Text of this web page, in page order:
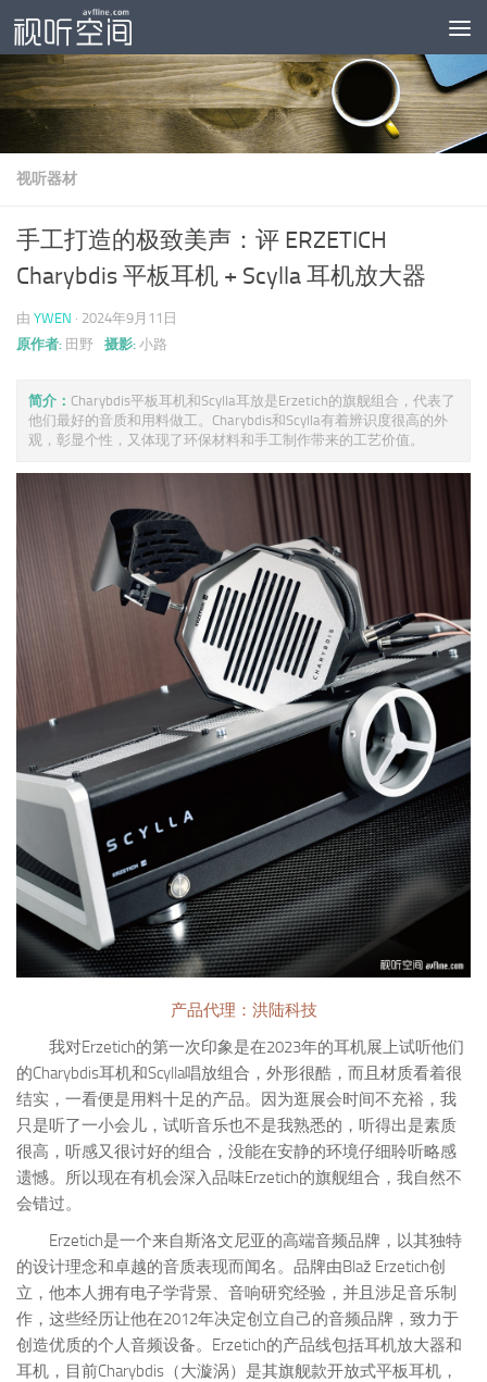
跳至内容
视听器材
手工打造的极致美声：评 ERZETICH
Charybdis 平板耳机 + Scylla 耳机放大器
由 YWEN · 2024年9月11日
原作者: 田野 摄影: 小路
简介： Charybdis平板耳机和Scylla耳放是Erzetich的旗舰组合，代表了
他们最好的音质和用料做工。Charybdis和Scylla有着辨识度很高的外
观，彰显个性，又体现了环保材料和手工制作带来的工艺价值。
产品代理：洪陆科技
我对Erzetich的第一次印象是在2023年的耳机展上试听他们
的Charybdis耳机和Scylla唱放组合，外形很酷，而且材质看着很
结实，一看便是用料十足的产品。因为逛展会时间不充裕，我
只是听了一小会儿，试听音乐也不是我熟悉的，听得出是素质
很高，听感又很讨好的组合，没能在安静的环境仔细聆听略感
遗憾。所以现在有机会深入品味Erzetich的旗舰组合，我自然不
会错过。
Erzetich是一个来自斯洛文尼亚的高端音频品牌，以其独特
的设计理念和卓越的音质表现而闻名。品牌由Blaž Erzetich创
立，他本人拥有电子学背景、音响研究经验，并且涉足音乐制
作，这些经历让他在2012年决定创立自己的音频品牌，致力于
创造优质的个人音频设备。Erzetich的产品线包括耳机放大器和
耳机，目前Charybdis（大漩涡）是其旗舰款开放式平板耳机，